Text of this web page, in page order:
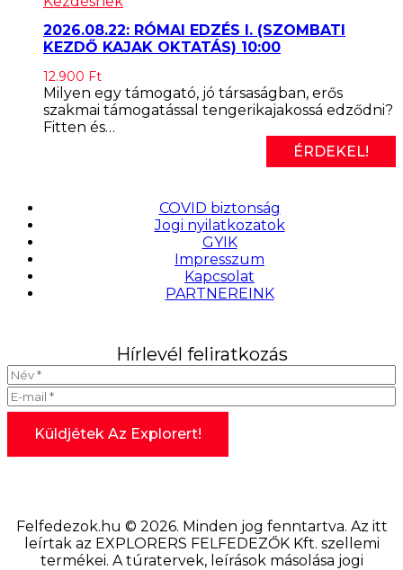
2026.08.22: RÓMAI EDZÉS I. (SZOMBATI
KEZDŐ KAJAK OKTATÁS) 10:00
12.900 Ft
Milyen egy támogató, jó társaságban, erős
szakmai támogatással tengerikajakossá edződni?
Fitten és…
ÉRDEKEL!
COVID biztonság
Jogi nyilatkozatok
GYIK
Impresszum
Kapcsolat
PARTNEREINK
Hírlevél feliratkozás
Felfedezok.hu © 2026. Minden jog fenntartva. Az itt
leírtak az EXPLORERS FELFEDEZŐK Kft. szellemi
termékei. A túratervek, leírások másolása jogi